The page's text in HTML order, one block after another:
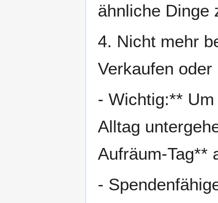
ähnliche Dinge
4. Nicht mehr
Verkaufen
- Wichtig:**
Alltag
Aufräum-Tag**
-